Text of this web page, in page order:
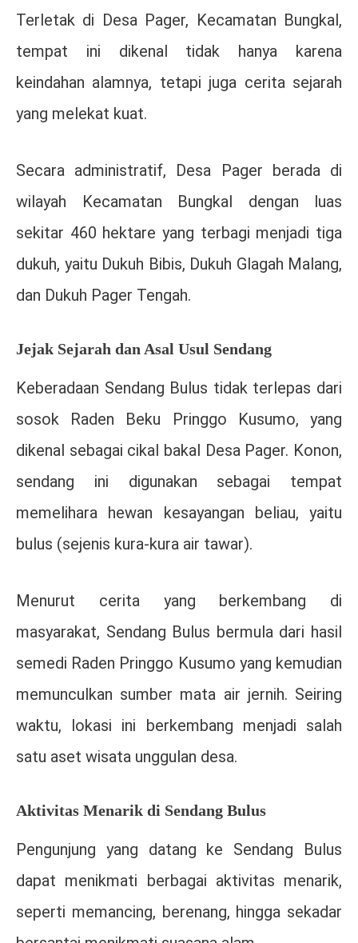
Terletak di Desa Pager, Kecamatan Bungkal,
tempat ini dikenal tidak hanya karena
keindahan alamnya, tetapi juga cerita sejarah
yang melekat kuat.
Secara administratif, Desa Pager berada di
wilayah Kecamatan Bungkal dengan luas
sekitar 460 hektare yang terbagi menjadi tiga
dukuh, yaitu Dukuh Bibis, Dukuh Glagah Malang,
dan Dukuh Pager Tengah.
Jejak Sejarah dan Asal Usul Sendang
Keberadaan Sendang Bulus tidak terlepas dari
sosok Raden Beku Pringgo Kusumo, yang
dikenal sebagai cikal bakal Desa Pager. Konon,
sendang ini digunakan sebagai tempat
memelihara hewan kesayangan beliau, yaitu
bulus (sejenis kura-kura air tawar).
Menurut cerita yang berkembang di
masyarakat, Sendang Bulus bermula dari hasil
semedi Raden Pringgo Kusumo yang kemudian
memunculkan sumber mata air jernih. Seiring
waktu, lokasi ini berkembang menjadi salah
satu aset wisata unggulan desa.
Aktivitas Menarik di Sendang Bulus
Pengunjung yang datang ke Sendang Bulus
dapat menikmati berbagai aktivitas menarik,
seperti memancing, berenang, hingga sekadar